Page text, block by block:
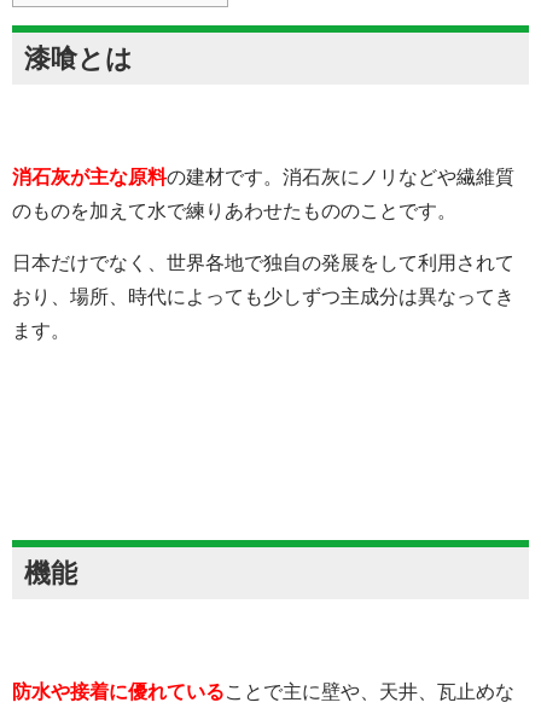
漆喰とは
消石灰が主な原料の建材です。消石灰にノリなどや繊維質
のものを加えて水で練りあわせたもののことです。
日本だけでなく、世界各地で独自の発展をして利用されて
おり、場所、時代によっても少しずつ主成分は異なってき
ます。
機能
防水や接着に優れていることで主に壁や、天井、瓦止めな